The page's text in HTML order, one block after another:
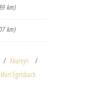
km)
km)
Akureyri
Egelsbach